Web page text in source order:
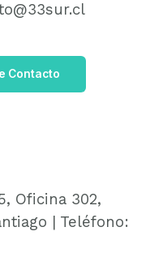
Contacto
Oficina 302,
| Teléfono: